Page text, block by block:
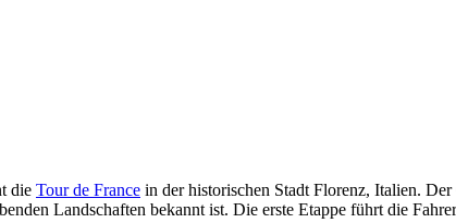
die Tour de France in der historischen Stadt Florenz, Italien.
Landschaften bekannt ist. Die erste Etappe führt die